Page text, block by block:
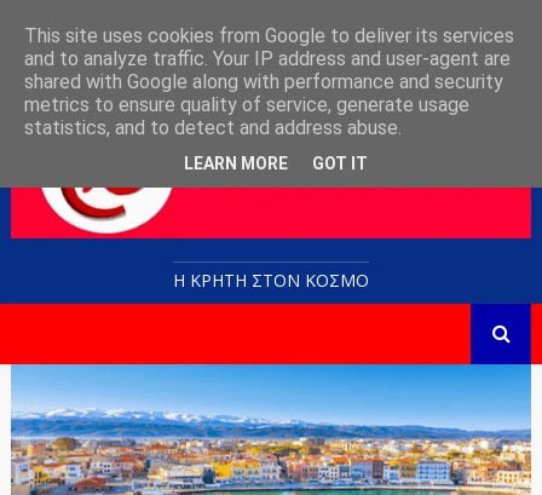
Η ΚΡΗΤΗ ΣΤΟN KOΣΜΟ
This site uses cookies from Google to deliver its services
and to analyze traffic. Your IP address and user-agent are
shared with Google along with performance and security
metrics to ensure quality of service, generate usage
statistics, and to detect and address abuse.
LEARN MORE GOT IT